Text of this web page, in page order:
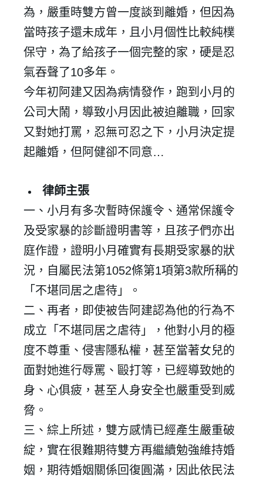
✕
會員登入
為，嚴重時雙方曾一度談到離婚，但因為
當時孩子還未成年，且小月個性比較純樸
保守，為了給孩子一個完整的家，硬是忍
氣吞聲了10多年。
今年初阿建又因為病情發作，跑到小月的
公司大鬧，導致小月因此被迫離職，回家
又對她打罵，忍無可忍之下，小月決定提
起離婚，但阿健卻不同意…
律師主張
一、小月有多次暫時保護令、通常保護令
及受家暴的診斷證明書等，且孩子們亦出
庭作證，證明小月確實有長期受家暴的狀
況，自屬民法第1052條第1項第3款所稱的
「不堪同居之虐待」。
二、再者，即使被告阿建認為他的行為不
成立「不堪同居之虐待」，他對小月的極
度不尊重、侵害隱私權，甚至當著女兒的
面對她進行辱罵、毆打等，已經導致她的
身、心俱疲，甚至人身安全也嚴重受到威
脅。
三、綜上所述，雙方感情已經產生嚴重破
綻，實在很難期待雙方再繼續勉強維持婚
姻，期待婚姻關係回復圓滿，因此依民法